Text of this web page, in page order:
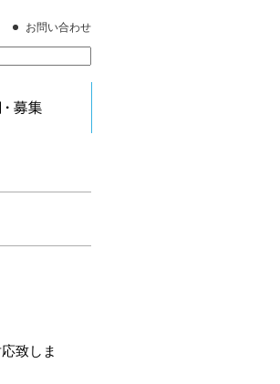
お問い合わせ
致しま